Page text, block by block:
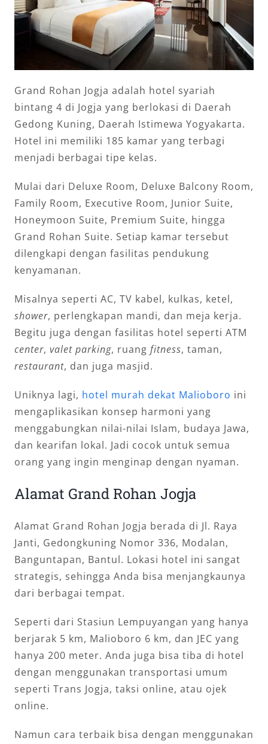
Grand Rohan Jogja adalah hotel syariah
bintang 4 di Jogja yang berlokasi di Daerah
Gedong Kuning, Daerah Istimewa Yogyakarta.
Hotel ini memiliki 185 kamar yang terbagi
menjadi berbagai tipe kelas.
Mulai dari Deluxe Room, Deluxe Balcony Room,
Family Room, Executive Room, Junior Suite,
Honeymoon Suite, Premium Suite, hingga
Grand Rohan Suite. Setiap kamar tersebut
dilengkapi dengan fasilitas pendukung
kenyamanan.
Misalnya seperti AC, TV kabel, kulkas, ketel,
shower, perlengkapan mandi, dan meja kerja.
Begitu juga dengan fasilitas hotel seperti ATM
center, valet parking, ruang fitness, taman,
restaurant, dan juga masjid.
Uniknya lagi, hotel murah dekat Malioboro ini
mengaplikasikan konsep harmoni yang
menggabungkan nilai-nilai Islam, budaya Jawa,
dan kearifan lokal. Jadi cocok untuk semua
orang yang ingin menginap dengan nyaman.
Alamat Grand Rohan Jogja
Alamat Grand Rohan Jogja berada di Jl. Raya
Janti, Gedongkuning Nomor 336, Modalan,
Banguntapan, Bantul. Lokasi hotel ini sangat
strategis, sehingga Anda bisa menjangkaunya
dari berbagai tempat.
Seperti dari Stasiun Lempuyangan yang hanya
berjarak 5 km, Malioboro 6 km, dan JEC yang
hanya 200 meter. Anda juga bisa tiba di hotel
dengan menggunakan transportasi umum
seperti Trans Jogja, taksi online, atau ojek
online.
Namun cara terbaik bisa dengan menggunakan